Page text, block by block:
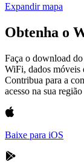
Expandir mapa
Obtenha o
Faça o download
WiFi, dados móveis
Contribua para a
acesso na sua região
Baixe para iOS